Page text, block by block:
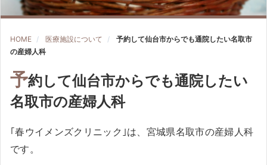
HOME 医療施設について
予約して仙台市からでも通院したい名取市
の産婦人科
予約して仙台市からでも通院したい
名取市の産婦人科
｢春ウイメンズクリニック｣は、宮城県名取市の産婦人科
です。